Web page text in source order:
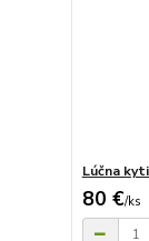
Lúčna
80 €/ks